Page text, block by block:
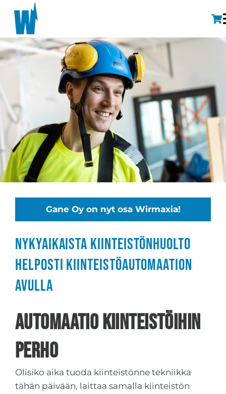
Gane Oy on nyt osa Wirmaxia!
Nykyaikaista kiinteistönhuolto
helposti kiinteistöautomaation
avulla
Automaatio kiinteistöihin
Perho
Olisiko aika tuoda kiinteistönne tekniikka
tähän päivään, laittaa samalla kiinteistön